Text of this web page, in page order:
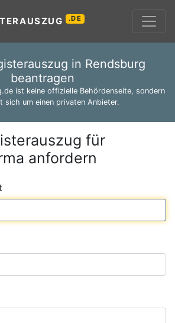
.DE
in Rendsburg
beantragen
ist keine offizielle Behördenseite, sondern
sich um einen privaten Anbieter.
für
anfordern